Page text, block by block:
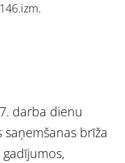
darba dienu
brīža